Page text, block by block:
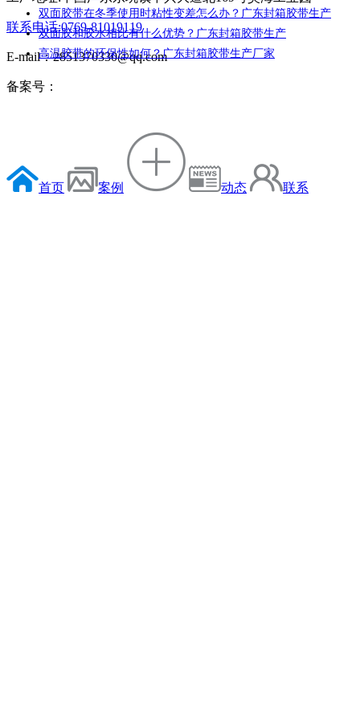
双面胶带在冬季使用时粘性变差怎么办？广东封箱胶带生产
双面胶和胶水相比有什么优势？广东封箱胶带生产
高温胶带的环保性如何？广东封箱胶带生产厂家
联系电话:0769-81019119
E-mail：2851370330@qq.com
备案号：
首页 案例 动态 联系